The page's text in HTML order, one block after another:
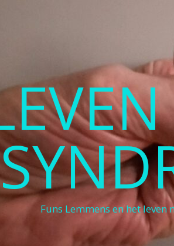
Funs Lemmens en het